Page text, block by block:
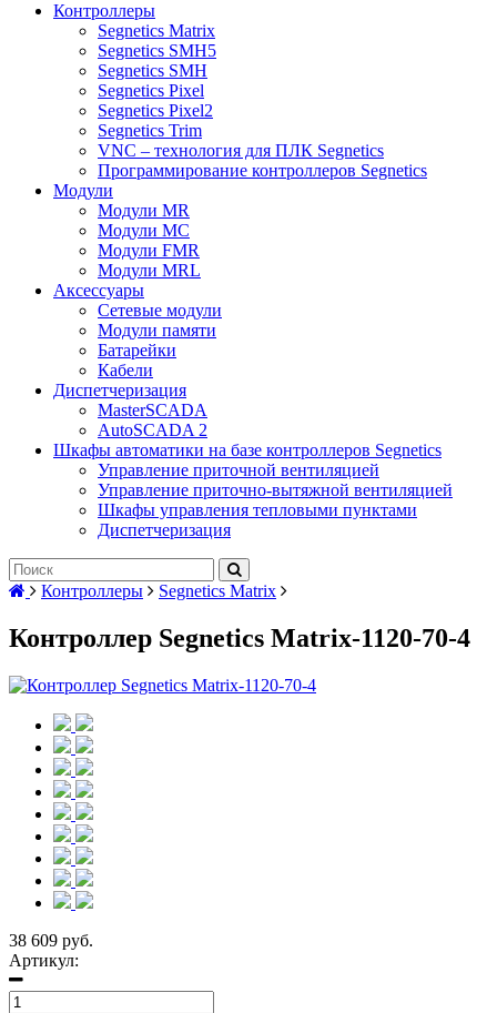
Контроллеры
Segnetics Matrix
Segnetics SMH5
Segnetics SMH
Segnetics Pixel
Segnetics Pixel2
Segnetics Trim
VNC – технология для ПЛК Segnetics
Программирование контроллеров Segnetics
Модули
Модули MR
Модули MC
Модули FMR
Модули MRL
Аксеcсуары
Сетевые модули
Модули памяти
Батарейки
Кабели
Диспетчеризация
MasterSCADA
AutoSCADA 2
Шкафы автоматики на базе контроллеров Segnetics
Управление приточной вентиляцией
Управление приточно-вытяжной вентиляцией
Шкафы управления тепловыми пунктами
Диспетчеризация
Контроллеры Segnetics Matrix
Контроллер Segnetics Matrix-1120-70-4
38 609 руб.
Артикул: